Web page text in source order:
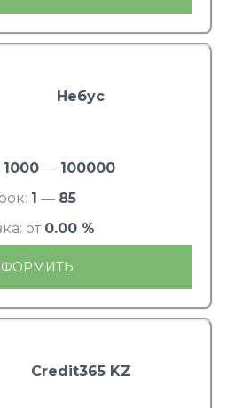
Небус
1000 — 100000
1 — 85
от 0.00 %
Credit365 KZ